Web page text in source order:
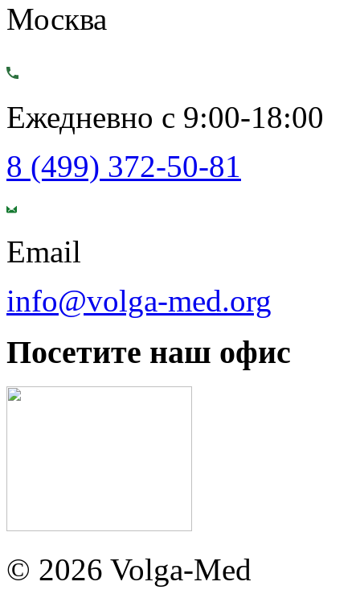
Москва
Ежедневно с 9:00-18:00
8 (499) 372-50-81
Email
info@volga-med.org
Посетите наш офис
© 2026 Volga-Med